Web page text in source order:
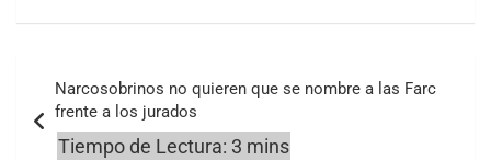
de
entradas
Narcosobrinos no quieren que se nombre a las Farc
frente a los jurados